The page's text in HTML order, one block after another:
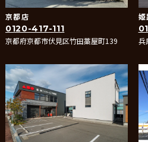
京都店
0120-417-111
京都府京都市伏見区竹田藁屋町139
姫
兵